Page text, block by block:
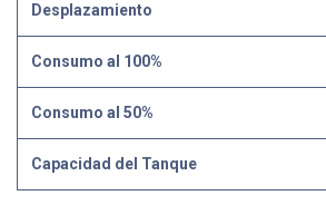
Desplazamiento
Consumo al 100%
Consumo al 50%
Capacidad del Tanque